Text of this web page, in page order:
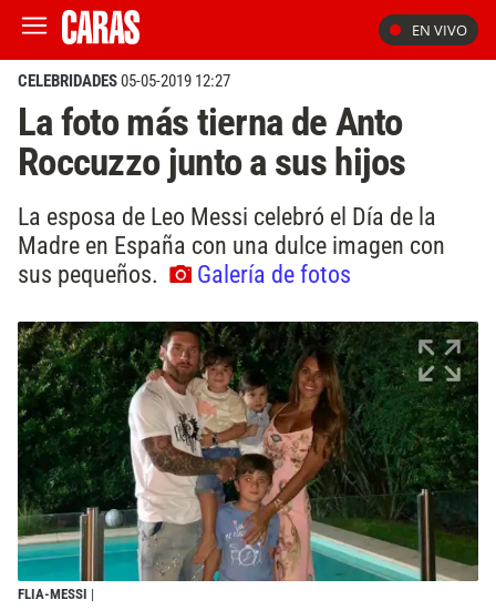
EN VIVO
CELEBRIDADES05-05-2019 12:27
La foto más tierna de Anto
Roccuzzo junto a sus hijos
La esposa de Leo Messi celebró el Día de la
Madre en España con una dulce imagen con
sus pequeños.
Galería de fotos
FLIA-MESSI |